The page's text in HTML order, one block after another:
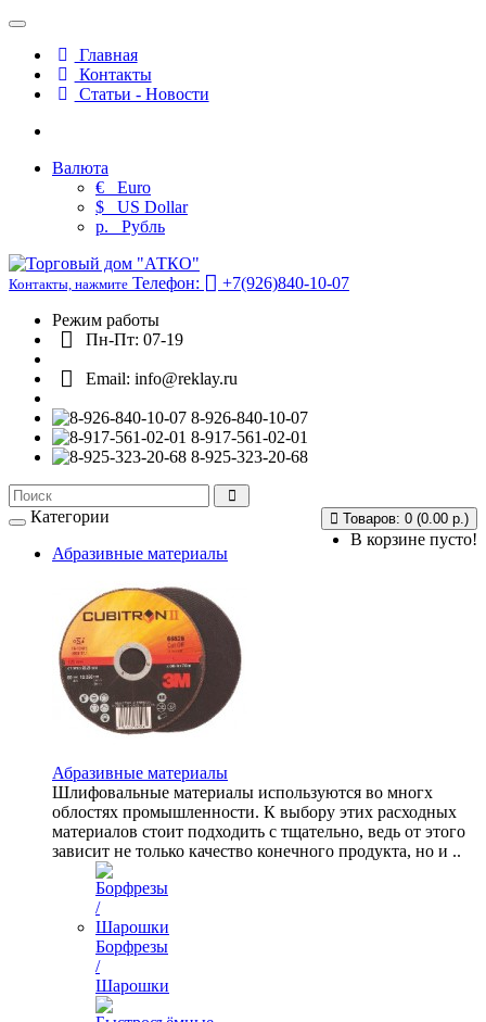
Главная
Контакты
Статьи - Новости
Валюта
€ Euro
$ US Dollar
р. Рубль
Контакты, нажмите Телефон:
+7(926)840-10-07
Режим работы
Пн-Пт: 07-19
Email: info@reklay.ru
8-926-840-10-07
8-917-561-02-01
8-925-323-20-68
Товаров: 0 (0.00 р.)
В корзине пусто!
Категории
Абразивные материалы
Абразивные материалы
Шлифовальные материалы используются во многх
облостях промышленности. К выбору этих расходных
материалов стоит подходить с тщательно, ведь от этого
зависит не только качество конечного продукта, но и ..
Борфрезы
/
Шарошки